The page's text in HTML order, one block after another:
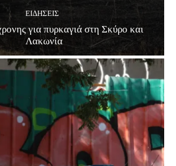
ΕΙΔΗΣΕΙΣ
για πυρκαγιά στη Σκύρο και
Λακωνία